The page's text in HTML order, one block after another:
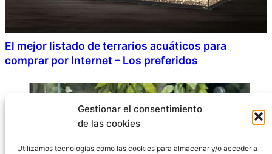
Gestionar el consentimiento
de las cookies
Utilizamos tecnologías como las cookies para almacenar y/o acceder a
El mejor listado de terrarios acuáticos para
comprar por Internet – Los preferidos